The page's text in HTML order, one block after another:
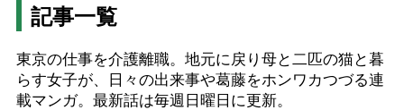
記事一覧
東京の仕事を介護離職。地元に戻り母と二匹の猫と暮
らす女子が、日々の出来事や葛藤をホンワカつづる連
載マンガ。最新話は毎週日曜日に更新。